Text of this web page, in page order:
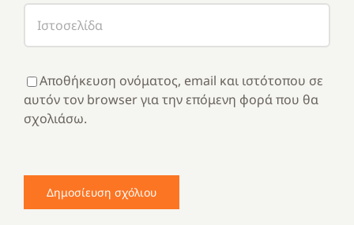
Αποθήκευση ονόματος, email και ιστότοπου σε
αυτόν τον browser για την επόμενη φορά που θα
σχολιάσω.